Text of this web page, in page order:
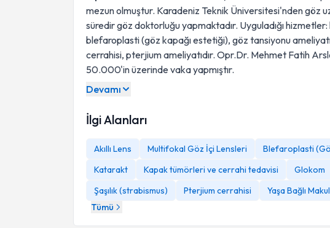
mezun olmuştur. Karadeniz Teknik Üniversitesi'nden göz
süredir göz doktorluğu yapmaktadır. Uyguladığı
blefaroplasti (göz kapağı estetiği), göz tansiyonu ameliyatı
cerrahisi, pterjium ameliyatıdır. Opr.Dr. Mehmet Fatih
50.000'in üzerinde vaka yapmıştır.
Devamı
İlgi Alanları
Akıllı Lens Multifokal Göz İçi Lensleri
Blefaroplasti
Katarakt
Kapak tümörleri ve cerrahi tedavisi Glokom
Şaşılık (strabismus)
Pterjium cerrahisi
Yaşa Bağlı
Tümü